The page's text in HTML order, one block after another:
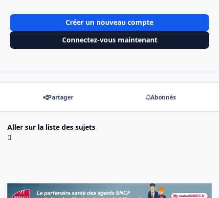
Créer un nouveau compte
Connectez-vous maintenant
Partager Abonnés
Aller sur la liste des sujets